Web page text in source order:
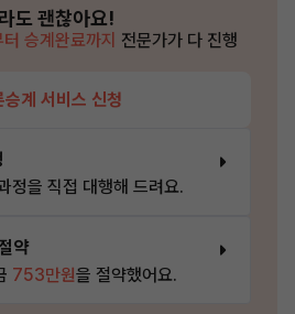
도 괜찮아요!
승계완료까지 전문가가 다 진행
승계 서비스 신청
정을 직접 대행해 드려요.
약
753만원을 절약했어요.